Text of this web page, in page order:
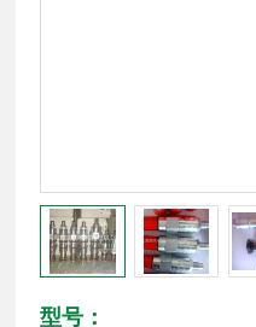
型号：